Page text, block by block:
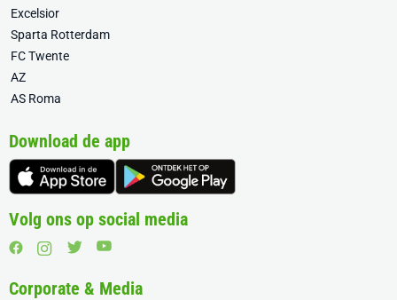
Excelsior
Sparta Rotterdam
FC Twente
AZ
AS Roma
Download de app
Volg ons op social media
Corporate & Media